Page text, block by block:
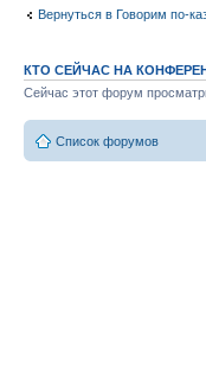
Вернуться в Говорим по-
КТО СЕЙЧАС НА
Сейчас этот форум
Список форумов